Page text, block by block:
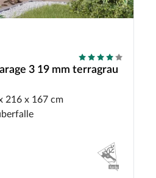
3 19 mm terragrau
216 x 167 cm